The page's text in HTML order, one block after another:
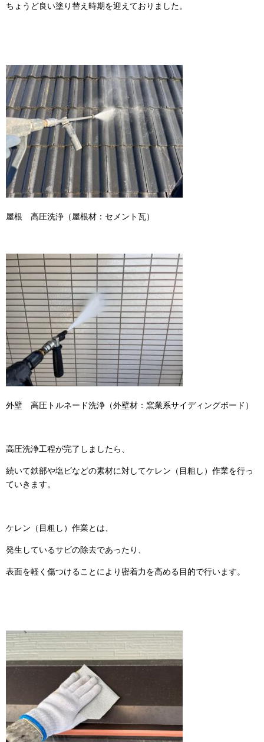
ちょうど良い塗り替え時期を迎えておりました。
屋根 高圧洗浄（屋根材：セメント瓦）
外壁 高圧トルネード洗浄（外壁材：窯業系サイディングボード）
高圧洗浄工程が完了しましたら、
続いて鉄部や塩ビなどの素材に対してケレン（目粗し）作業を行っ
ていきます。
ケレン（目粗し）作業とは、
発生しているサビの除去であったり、
表面を軽く傷つけることにより密着力を高める目的で行います。